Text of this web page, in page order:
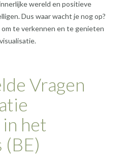
wereld en positieve
Dus waar wacht je nog op?
te verkennen en te genieten
Vragen
het